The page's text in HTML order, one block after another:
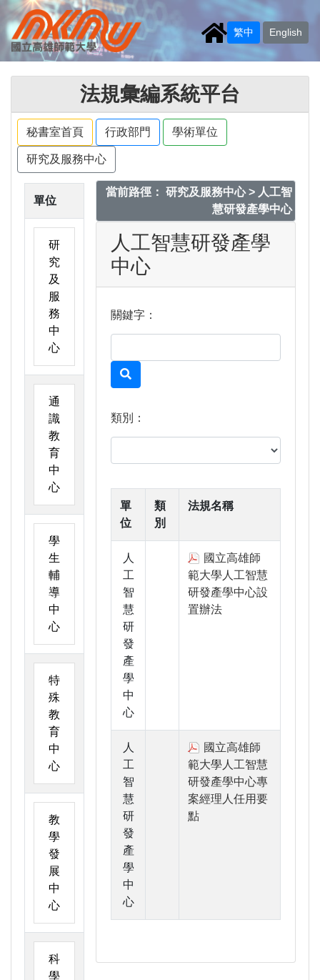
繁中 English
法規彙編系統平台
秘書室首頁 行政部門 學術單位
研究及服務中心
單位
研
究
及
服
務
中
心
通
識
教
育
中
心
學
生
輔
導
中
心
特
殊
教
育
中
心
教
學
發
展
中
心
科
學
當前路徑： 研究及服務中心 > 人工智
慧研發產學中心
人工智慧研發產學
中心
關鍵字：
類別：
單
位
類
別
法規名稱
人
工
智
慧
研
發
產
學
中
心
國立高雄師
範大學人工智慧
研發產學中心設
置辦法
人
工
智
慧
研
發
產
學
中
心
國立高雄師
範大學人工智慧
研發產學中心專
案經理人任用要
點